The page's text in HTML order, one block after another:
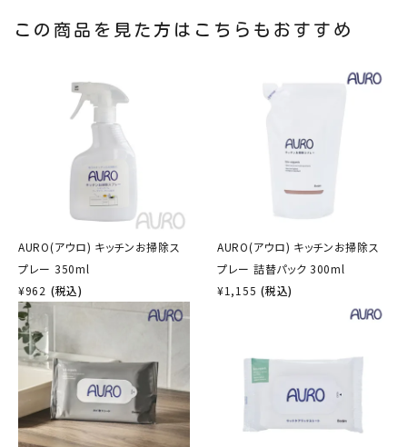
この商品を見た方はこちらもおすすめ
AURO(アウロ) キッチンお掃除ス
プレー 350ml
¥962 (税込)
AURO(アウロ) キッチンお掃除ス
プレー 詰替パック 300ml
¥1,155 (税込)